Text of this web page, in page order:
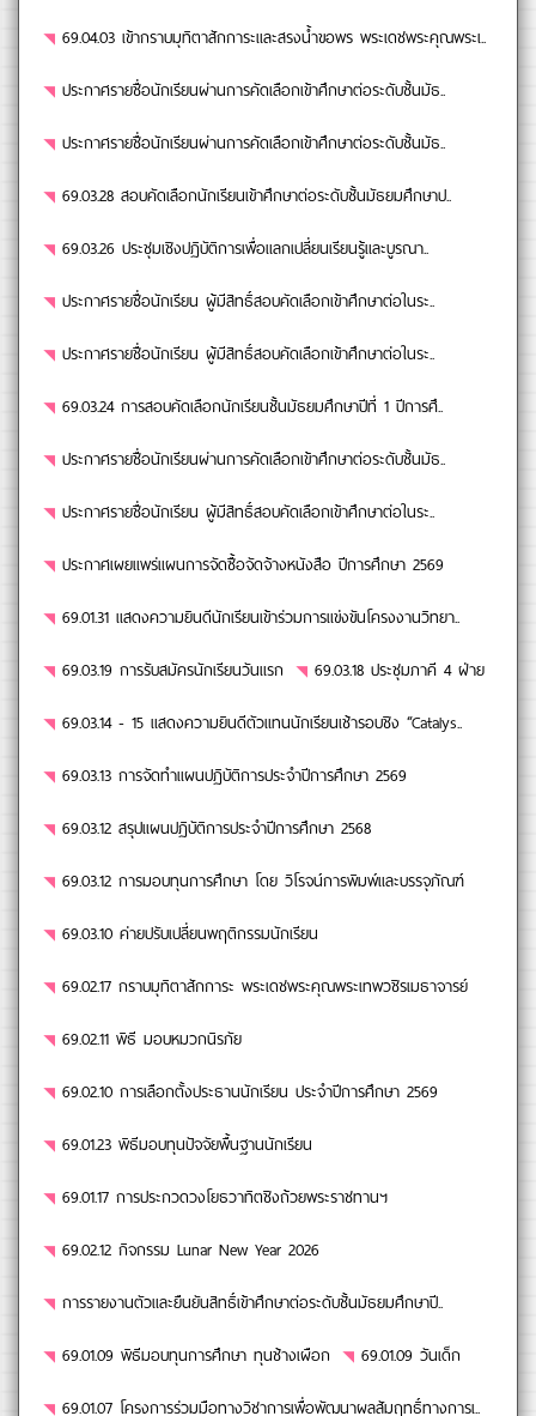
69.04.03 เข้ากราบมุทิตาสักการะและสรงน้ำขอพร พระเดชพระคุณพระเ..
ประกาศรายชื่อนักเรียนผ่านการคัดเลือกเข้าศึกษาต่อระดับชั้นมัธ..
ประกาศรายชื่อนักเรียนผ่านการคัดเลือกเข้าศึกษาต่อระดับชั้นมัธ..
69.03.28 สอบคัดเลือกนักเรียนเข้าศึกษาต่อระดับชั้นมัธยมศึกษาป..
69.03.26 ประชุมเชิงปฏิบัติการเพื่อแลกเปลี่ยนเรียนรู้และบูรณา..
ประกาศรายชื่อนักเรียน ผู้มีสิทธิ์สอบคัดเลือกเข้าศึกษาต่อในระ..
ประกาศรายชื่อนักเรียน ผู้มีสิทธิ์สอบคัดเลือกเข้าศึกษาต่อในระ..
69.03.24 การสอบคัดเลือกนักเรียนชั้นมัธยมศึกษาปีที่ 1 ปีการศึ..
ประกาศรายชื่อนักเรียนผ่านการคัดเลือกเข้าศึกษาต่อระดับชั้นมัธ..
ประกาศรายชื่อนักเรียน ผู้มีสิทธิ์สอบคัดเลือกเข้าศึกษาต่อในระ..
ประกาศเผยแพร่แผนการจัดซื้อจัดจ้างหนังสือ ปีการศึกษา 2569
69.01.31 แสดงความยินดีนักเรียนเข้าร่วมการแข่งขันโครงงานวิทยา..
69.03.19 การรับสมัครนักเรียนวันแรก
69.03.18 ประชุมภาคี 4 ฝ่าย
69.03.14 - 15 แสดงความยินดีตัวแทนนักเรียนเช้ารอบชิง “Catalys..
69.03.13 การจัดทำแผนปฏิบัติการประจำปีการศึกษา 2569
69.03.12 สรุปแผนปฏิบัติการประจำปีการศึกษา 2568
69.03.12 การมอบทุนการศึกษา โดย วิโรจน์การพิมพ์และบรรจุภัณฑ์
69.03.10 ค่ายปรับเปลี่ยนพฤติกรรมนักเรียน
69.02.17 กราบมุทิตาสักการะ พระเดชพระคุณพระเทพวชิรเมธาจารย์
69.02.11 พิธี มอบหมวกนิรภัย
69.02.10 การเลือกตั้งประธานนักเรียน ประจำปีการศึกษา 2569
69.01.23 พิธีมอบทุนปัจจัยพื้นฐานนักเรียน
69.01.17 การประกวดวงโยธวาทิตชิงถ้วยพระราชทานฯ
69.02.12 กิจกรรม Lunar New Year 2026
การรายงานตัวและยืนยันสิทธิ์เข้าศึกษาต่อระดับชั้นมัธยมศึกษาปี..
69.01.09 พิธีมอบทุนการศึกษา ทุนช้างเผือก
69.01.09 วันเด็ก
69.01.07 โครงการร่วมมือทางวิชาการเพื่อพัฒนาผลสัมฤทธิ์ทางการเ..